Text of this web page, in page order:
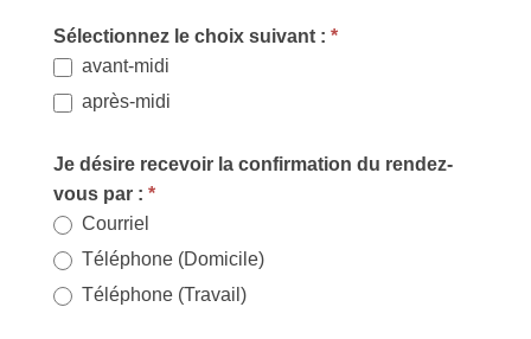
Sélectionnez le choix suivant : *
avant-midi
après-midi
Je désire recevoir la confirmation du rendez-
vous par : *
Courriel
Téléphone (Domicile)
Téléphone (Travail)